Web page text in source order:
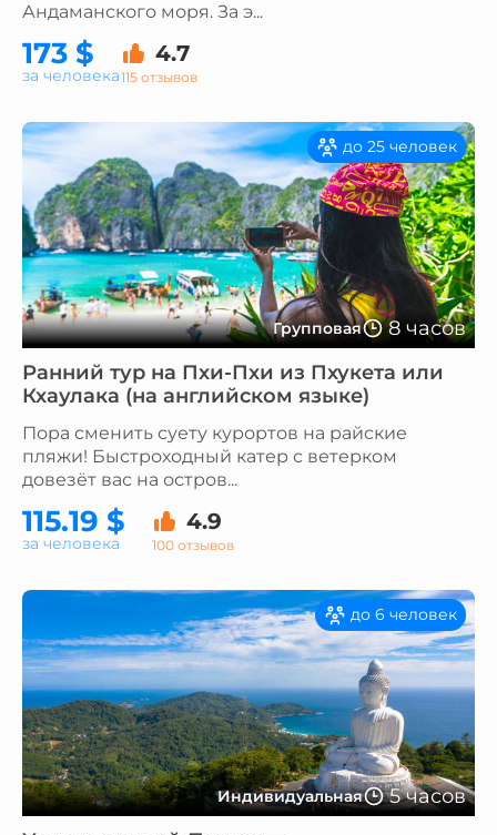
Андаманского моря. За э...
173 $ 4.7
115 отзывов
за человека
Групповая 8 часов
до 25 человек
Ранний тур на Пхи-Пхи из Пхукета или
Кхаулака (на английском языке)
Пора сменить суету курортов на райские
пляжи! Быстроходный катер с ветерком
довезёт вас на остров...
115.19 $ 4.9
100 отзывов
за человека
Индивидуальная 5 часов
до 6 человек